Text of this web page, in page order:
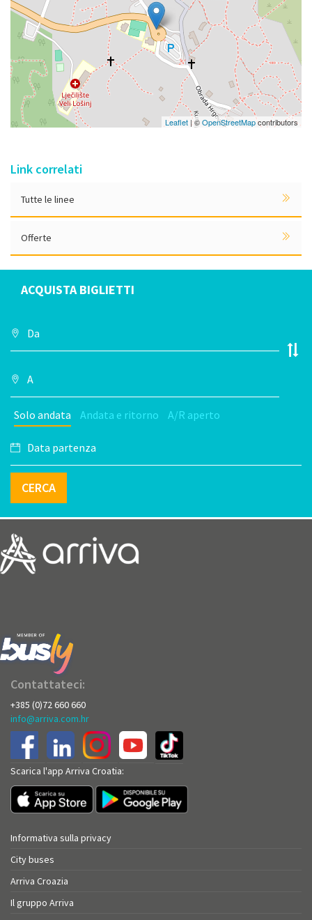
Leaflet | ©OpenStreetMapcontributors
Link correlati
Tutte le linee
Offerte
ACQUISTA BIGLIETTI
Solo andata Andata e ritorno A/R aperto
CERCA
Contattateci:
+385 (0)72 660 660
info@arriva.com.hr
Scarica l'app Arriva Croatia:
Informativa sulla privacy
City buses
Arriva Croazia
Il gruppo Arriva